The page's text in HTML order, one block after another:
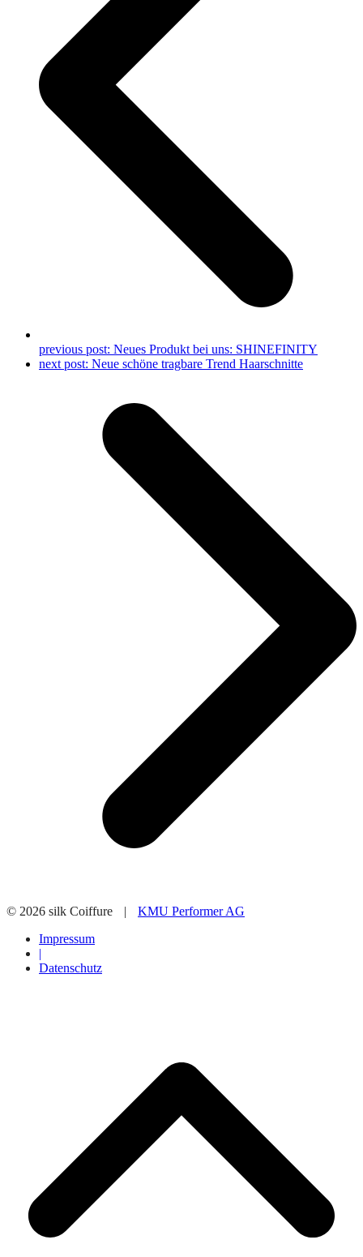
previous post: Neues Produkt bei uns: SHINEFINITY
next post: Neue schöne tragbare Trend Haarschnitte
© 2026 silk Coiffure |
KMU Performer AG
Impressum
|
Datenschutz